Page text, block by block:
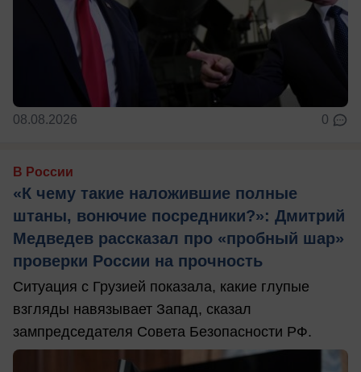
08.08.2026 0
В России
«К чему такие наложившие полные
штаны, вонючие посредники?»: Дмитрий
Медведев рассказал про «пробный шар»
проверки России на прочность
Ситуация с Грузией показала, какие глупые
взгляды навязывает Запад, сказал
зампредседателя Совета Безопасности РФ.